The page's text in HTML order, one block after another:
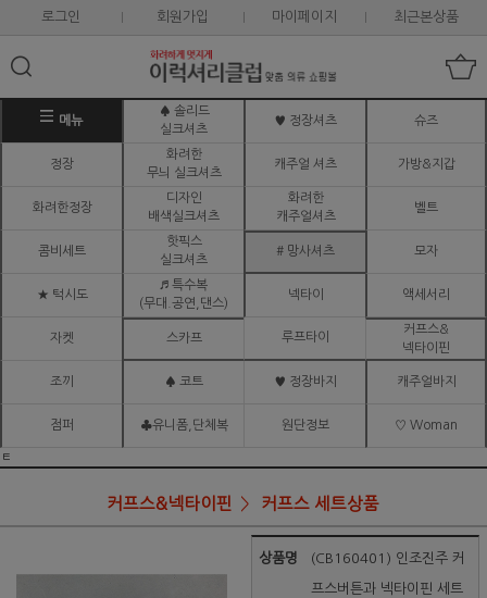
로그인 회원가입 마이페이지 최근본상품
메뉴
♠ 솔리드
실크셔츠
♥ 정장셔츠 슈즈
정장
화려한
무늬 실크셔츠
캐주얼 셔츠 가방&지갑
화려한정장
디자인
배색실크셔츠
화려한
캐주얼셔츠
벨트
콤비세트
핫픽스
실크셔츠
# 망사셔츠 모자
★ 턱시도
♬ 특수복
(무대.공연,댄스)
넥타이 액세서리
자켓 스카프 루프타이
커프스&
넥타이핀
조끼 ♠ 코트 ♥ 정장바지 캐주얼바지
점퍼 ♣유니폼,단체복 원단정보 ♡ Woman
ㅌ
커프스&넥타이핀 커프스 세트상품
상품명 (CB160401) 인조진주 커
프스버튼과 넥타이핀 세트